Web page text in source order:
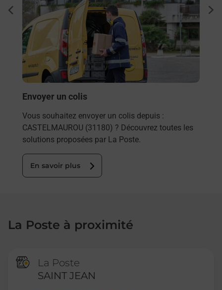
Envoyer un colis
Vous souhaitez envoyer un colis depuis :
CASTELMAUROU (31180) ? Découvrez toutes les
solutions proposées par La Poste.
En savoir plus
La Poste à proximité
La Poste
SAINT JEAN